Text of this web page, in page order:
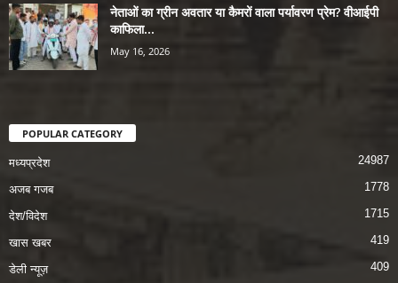
नेताओं का ग्रीन अवतार या कैमरों वाला पर्यावरण प्रेम? वीआईपी
काफिला...
May 16, 2026
POPULAR CATEGORY
मध्यप्रदेश 24987
अजब गजब 1778
देश/विदेश 1715
खास खबर 419
डेली न्यूज़ 409